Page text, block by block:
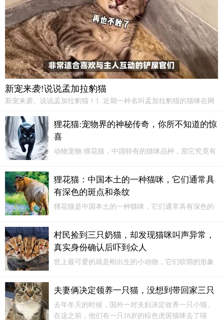
理。
新宠来袭!说说孟加拉豹猫
新宠来袭。说说孟加拉豹猫！1. 近期一种名叫孟加拉豹猫的猫咪在网
无数爱猫人士为之倾倒。狸花猫:宠物界的神秘传奇，你所不知道的惊
喜
动物宠物 狸花猫，中国特有的猫咪品种，那它究竟有
狸花猫：中国本土的一种猫咪，它们通常具
有深色的斑点和条纹
狸花猫是中国本土的一种猫咪，它们通常具有深色的
村民捡到三只奶猫，却发现猫咪叫声异常，
真实身份确认后吓到众人
世上最可爱的就是刚出生的小动物，它们软萌的形象
动物，它们小时候的样子也是如此。
夫妻俩决定领养一只猫，没想到带回家三只
去年冬天的时候，国外一对夫妇决定收养一只小猫。
在这之前，他们有一只18岁的棕色虎斑猫咪去了喵